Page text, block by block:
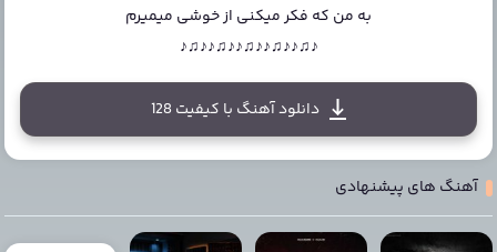
به من که فکر میکنی از خوشی میمیرم
♪♫♪♪♫♪♪♫♪♪♫♪♪♫♪
دانلود آهنگ با کیفیت 128
آهنگ های پیشنهادی